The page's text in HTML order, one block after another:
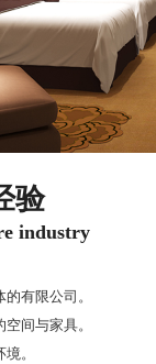
验
industry
有限公司。
间与家具。
。